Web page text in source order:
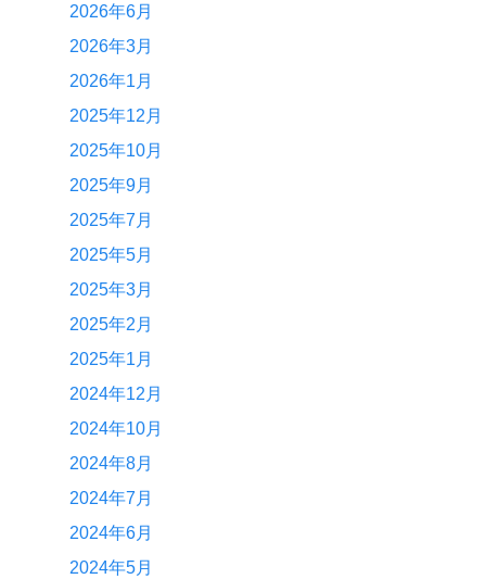
2026年6月
2026年3月
2026年1月
2025年12月
2025年10月
2025年9月
2025年7月
2025年5月
2025年3月
2025年2月
2025年1月
2024年12月
2024年10月
2024年8月
2024年7月
2024年6月
2024年5月